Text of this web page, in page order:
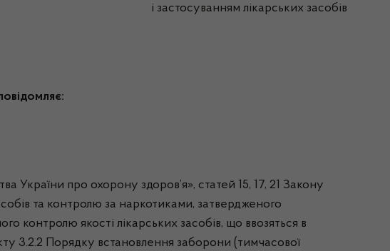
і застосуванням лікарських засобів
України про охорону здоров’я», статей 15, 17, 21 Закону
та контролю за наркотиками, затвердженого
контролю якості лікарських засобів, що ввозяться в
3.2.2 Порядку встановлення заборони (тимчасової